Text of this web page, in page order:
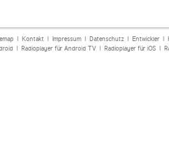
| Kontakt| Impressum| Datenschutz| Entwickler|
| Radioplayer für Android TV| Radioplayer für iOS|